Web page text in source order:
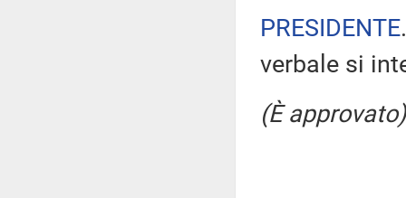
PRESIDENTE
verbale si
(È approvato)